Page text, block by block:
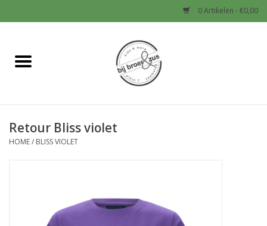
0 Artikelen - €0,00
Home
Baby
Retour Bliss violet
HOME/ BLISS VIOLET